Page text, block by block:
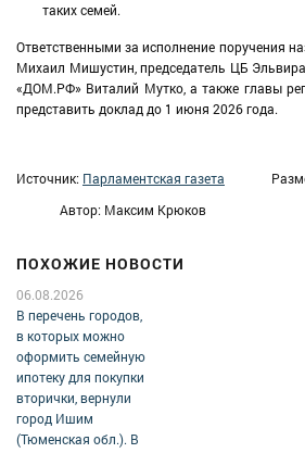
таких семей.
Ответственными за исполнение поручения
Михаил Мишустин, председатель ЦБ
«ДОМ.РФ» Виталий Мутко, а также главы
представить доклад до 1 июня 2026 года.
Источник: Парламентская газета
Автор: Максим Крюков
ПОХОЖИЕ НОВОСТИ
06.08.2026
В перечень городов,
в которых можно
оформить семейную
ипотеку для покупки
вторички, вернули
город Ишим
(Тюменская обл.). В